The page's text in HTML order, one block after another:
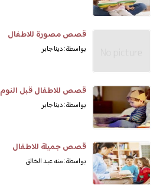
قصص مصورة للاطفال
بواسطة: دينا جابر
قصص للاطفال قبل النوم
بواسطة: دينا جابر
قصص جميلة للاطفال
بواسطة: منه عبد الخالق